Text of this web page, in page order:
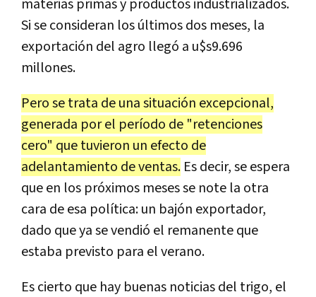
materias primas y productos industrializados.
Si se consideran los últimos dos meses, la
exportación del agro llegó a u$s9.696
millones.
Pero se trata de una situación excepcional,
generada por el período de "retenciones
cero" que tuvieron un efecto de
adelantamiento de ventas. Es decir, se espera
que en los próximos meses se note la otra
cara de esa política: un bajón exportador,
dado que ya se vendió el remanente que
estaba previsto para el verano.
Es cierto que hay buenas noticias del trigo, el